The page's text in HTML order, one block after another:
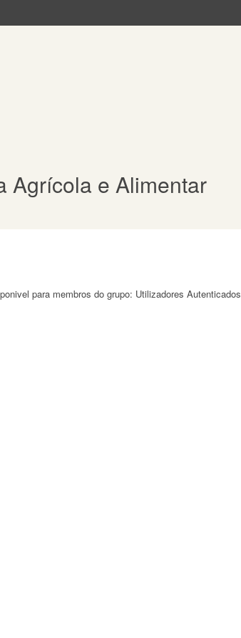
Agrícola e Alimentar
para membros do grupo: Utilizadores Autenticados